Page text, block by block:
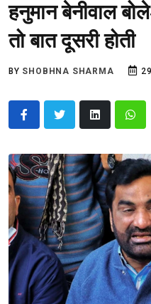
हनुमान बेनीवाल
तो बात दूसरी होती
BY SHOBHNA SHARMA